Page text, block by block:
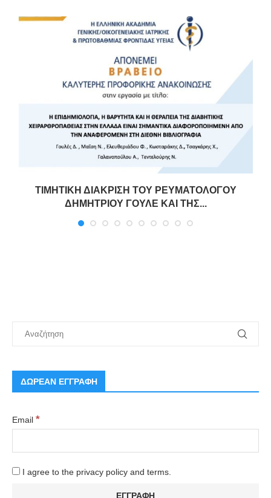
ΤΙΜΗΤΙΚΗ ΔΙΑΚΡΙΣΗ ΤΟΥ ΡΕΥΜΑΤΟΛΟΓΟΥ
ΔΗΜΗΤΡΙΟΥ ΓΟΥΛΕ ΚΑΙ ΤΗΣ...
ΔΩΡΕΑΝ ΕΓΓΡΑΦΗ
Email *
I agree to the privacy policy and terms.